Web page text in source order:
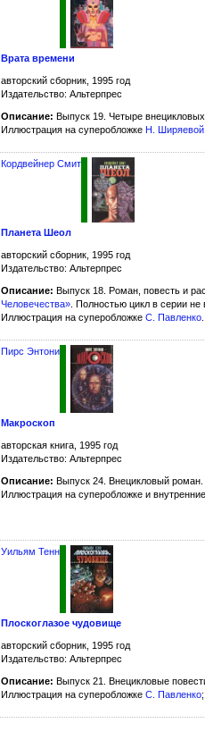
Врата времени
авторский сборник, 1995 год
Издательство: Альтерпрес
Описание: Выпуск 19. Четыре
Иллюстрация на суперобложке Н. Ширяевой
Кордвейнер Смит
Планета Шеол
авторский сборник, 1995 год
Издательство: Альтерпрес
Описание: Выпуск 18. Роман, повесть и
Человечества» . Полностью цикл в серии не
Иллюстрация на суперобложке С. Павленко
Пирс Энтони
Макроскоп
авторская книга, 1995 год
Издательство: Альтерпрес
Описание: Выпуск 24. Внецикловый роман.
Иллюстрация на суперобложке и
Уильям Тенн
Плоскоглазое чудовище
авторский сборник, 1995 год
Издательство: Альтерпрес
Описание: Выпуск 21. Внецикловые
Иллюстрация на суперобложке С. Павленко